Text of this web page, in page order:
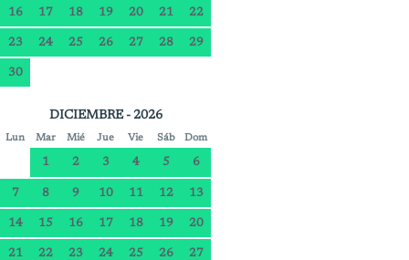
16 17 18 19 20 21 22
23 24 25 26 27 28 29
30
DICIEMBRE - 2026
Lun Mar Mié Jue Vie Sáb Dom
1 2 3 4 5 6
7 8 9 10 11 12 13
14 15 16 17 18 19 20
21 22 23 24 25 26 27